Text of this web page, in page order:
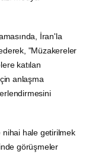
İran'la
"Müzakereler
katılan
anlaşma
nihai hale getirilmek
görüşmeler